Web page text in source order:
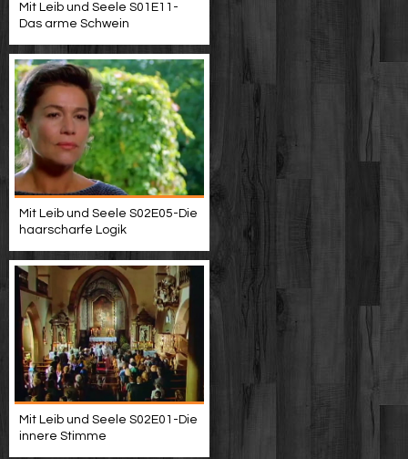
Mit Leib und Seele S01E11-
Das arme Schwein
Mit Leib und Seele S02E05-Die
haarscharfe Logik
Mit Leib und Seele S02E01-Die
innere Stimme